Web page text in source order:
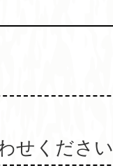
せください